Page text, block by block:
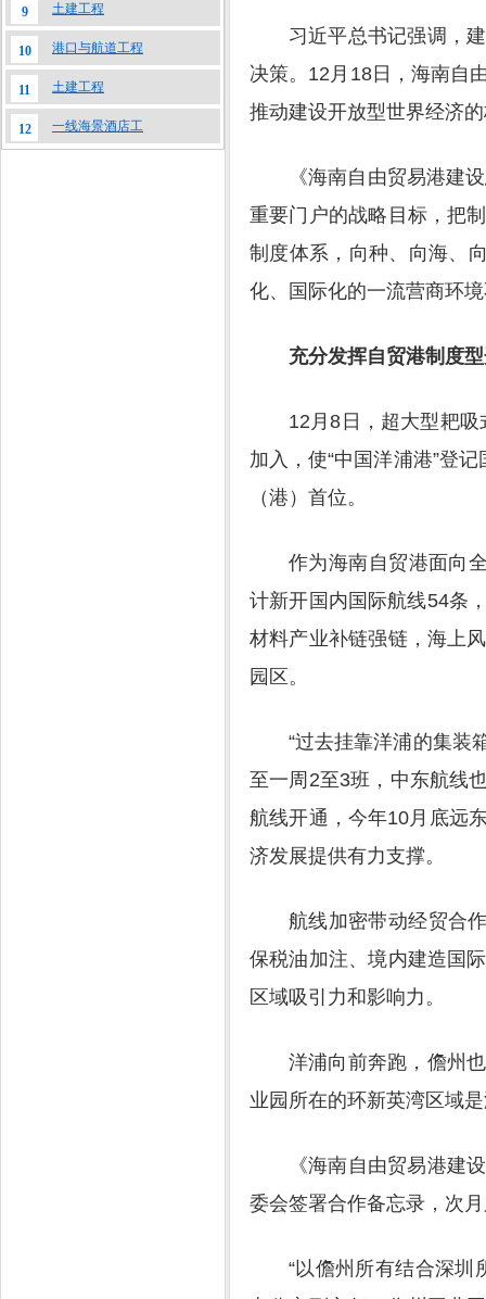
9 土建工程
10 港口与航道工程
11 土建工程
12 一线海景酒店工
习近平总书记强调，
决策。12月18日，海南自
推动建设开放型世界经济
《海南自由贸易港建
重要门户的战略目标，把
制度体系，向种、向海、
化、国际化的一流营商环
充分发挥自贸港制度
12月8日，超大型耙吸
加入，使“中国洋浦港”登
（港）首位。
作为海南自贸港面向
计新开国内国际航线54条
材料产业补链强链，海上
园区。
“过去挂靠洋浦的集装
至一周2至3班，中东航线
航线开通，今年10月底远
济发展提供有力支撑。
航线加密带动经贸合
保税油加注、境内建造国
区域吸引力和影响力。
洋浦向前奔跑，儋州
业园所在的环新英湾区域
《海南自由贸易港建
委会签署合作备忘录，次
“以儋州所有结合深圳